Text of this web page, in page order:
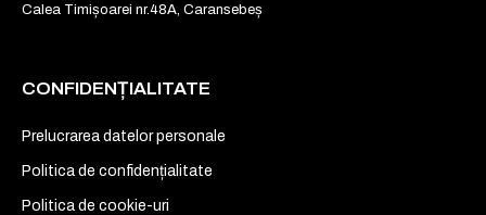
Calea Timișoarei nr.48A, Caransebeș
CONFIDENȚIALITATE
Prelucrarea datelor personale
Politica de confidențialitate
Politica de cookie-uri